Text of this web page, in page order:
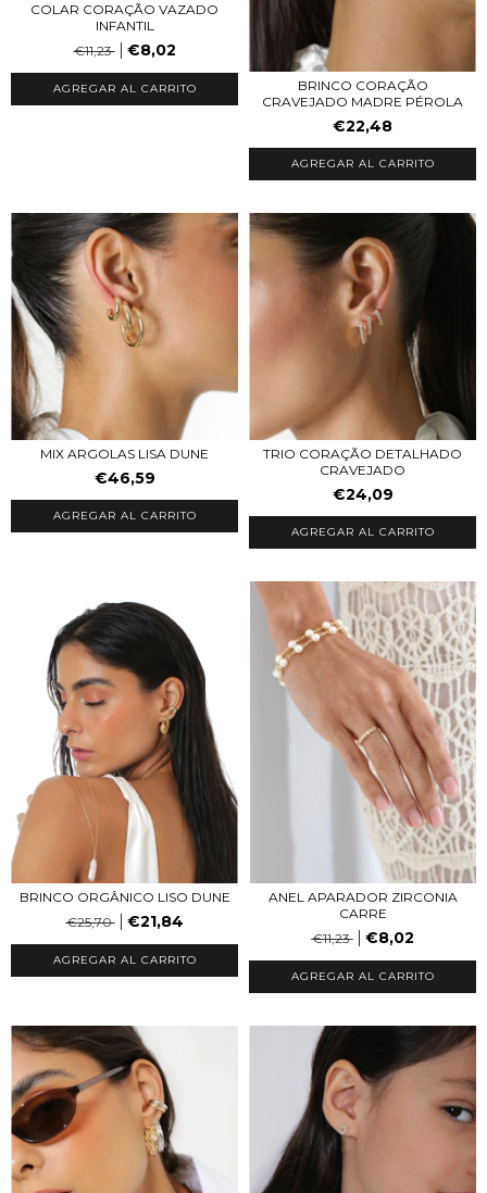
COLAR CORAÇÃO VAZADO
INFANTIL
€11,23
€8,02
BRINCO CORAÇÃO
CRAVEJADO MADRE PÉROLA
€22,48
AGREGAR AL CARRITO
MIX ARGOLAS LISA DUNE
€46,59
AGREGAR AL CARRITO
TRIO CORAÇÃO DETALHADO
CRAVEJADO
€24,09
AGREGAR AL CARRITO
BRINCO ORGÂNICO LISO DUNE
€25,70
€21,84
AGREGAR AL CARRITO
ANEL APARADOR ZIRCONIA
CARRE
€11,23
€8,02
AGREGAR AL CARRITO